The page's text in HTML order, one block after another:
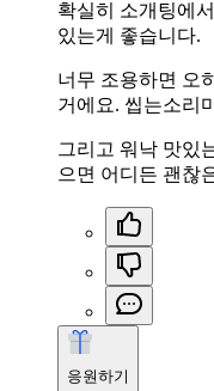
확실히 소개팅에
있는게 좋습니다.
너무 조용하면 오
거에요. 씹는소리
그리고 워낙 맛있
으면 어디든 괜찮
응원하기